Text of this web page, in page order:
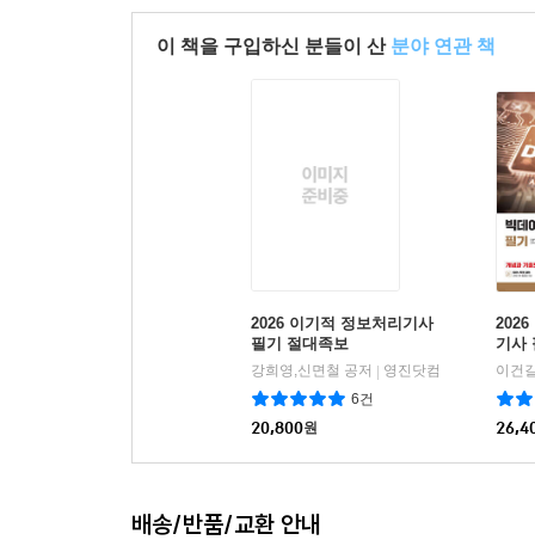
이 책을 구입하신 분들이 산 분야 연관 책
2026 이기적 정보처리기사
필기 절대족보
강희영,신면철 공저 | 영진닷컴
6건
20,800원
2026
기사
배송/반품/교환 안내